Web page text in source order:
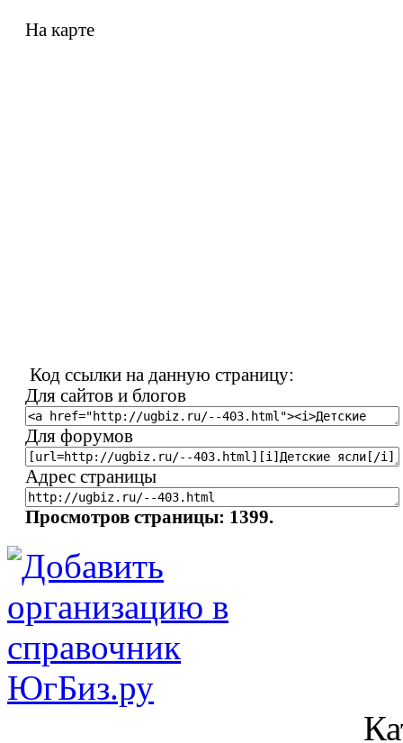
На карте
Код ссылки на данную страницу:
Для сайтов и блогов
Для форумов
Адрес страницы
Просмотров страницы: 1399.